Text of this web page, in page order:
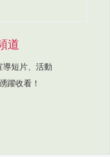
道
導短片、活動
躍收看！